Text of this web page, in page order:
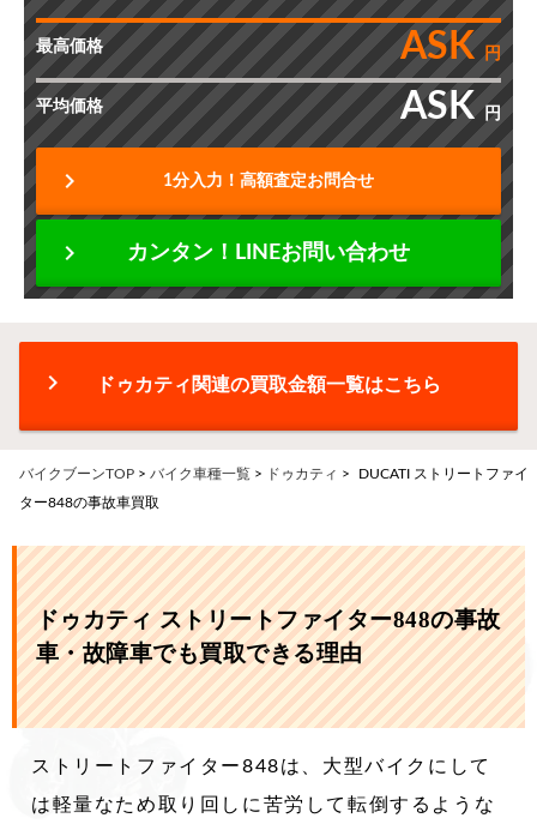
最高価格 ASK 円
平均価格 ASK 円
chevron_right 1分入力！高額査定お問合せ
chevron_right カンタン！LINEお問い合わせ
chevron_right ドゥカティ関連の買取金額一覧はこちら
バイクブーンTOP > バイク車種一覧 > ドゥカティ >
DUCATI ストリートファイ
ター848の事故車買取
ドゥカティ ストリートファイター848の事故
車・故障車でも買取できる理由
ストリートファイター848は、大型バイクにして
は軽量なため取り回しに苦労して転倒するような